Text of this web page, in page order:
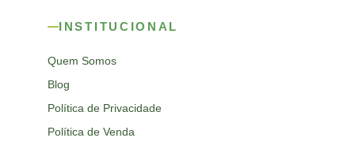
INSTITUCIONAL
Quem Somos
Blog
Política de Privacidade
Política de Venda